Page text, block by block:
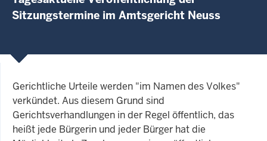
Sitzungstermine im Amtsgericht Neuss
Gerichtliche Urteile werden "im Namen des Volkes"
verkündet. Aus diesem Grund sind
Gerichtsverhandlungen in der Regel öffentlich, das
heißt jede Bürgerin und jeder Bürger hat die